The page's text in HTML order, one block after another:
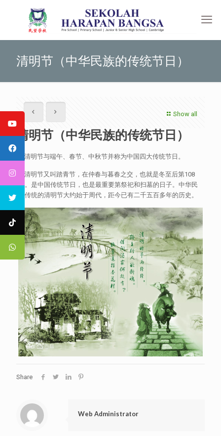
清明节（中华民族的传统节日）
Show all
清明节（中华民族的传统节日）
清明节与端午、春节、中秋节并称为中国四大传统节日。
清明节又叫踏青节，在仲春与暮春之交，也就是冬至后第108
天。是中国传统节日，也是最重要第祭祀和扫墓的日子。中华民
族传统的清明节大约始于周代，距今已有二千五百多年的历史。
Share
Web Administrator